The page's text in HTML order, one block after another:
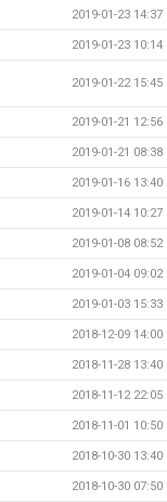
2019-01-23 14:37
2019-01-23 10:14
2019-01-22 15:45
2019-01-21 12:56
2019-01-21 08:38
2019-01-16 13:40
2019-01-14 10:27
2019-01-08 08:52
2019-01-04 09:02
2019-01-03 15:33
2018-12-09 14:00
2018-11-28 13:40
2018-11-12 22:05
2018-11-01 10:50
2018-10-30 13:40
2018-10-30 07:50